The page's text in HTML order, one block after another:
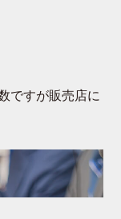
ですが販売店に